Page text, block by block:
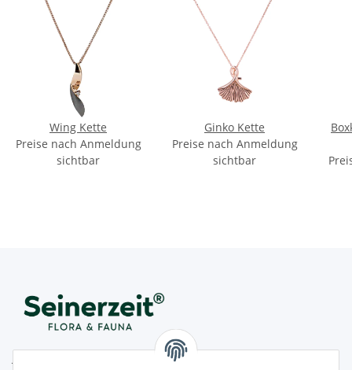
Wing Kette
Preise nach Anmeldung
sichtbar
Ginko Kette
Preise nach Anmeldung
sichtbar